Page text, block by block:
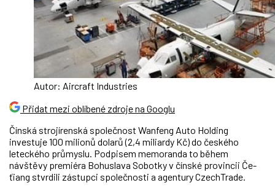
Autor: Aircraft Industries
Přidat mezi oblíbené zdroje na Googlu
Čínská strojírenská společnost Wanfeng Auto Holding
investuje 100 milionů dolarů (2,4 miliardy Kč) do českého
leteckého průmyslu. Podpisem memoranda to během
návštěvy premiéra Bohuslava Sobotky v čínské provincii Če-
ťiang stvrdili zástupci společnosti a agentury CzechTrade.